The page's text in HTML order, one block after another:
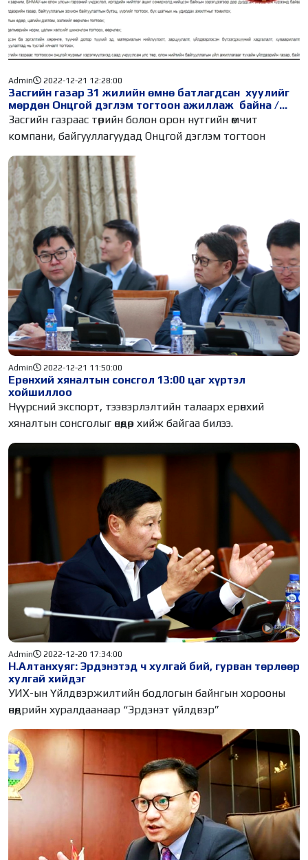
Засгийн газар 31 жилийн өмнө батлагдсан хуулийг
мөрдөн Онцгой дэглэм тогтоон ажиллаж байна /
Видео/
Admin 2022-12-21 12:28:00
Засгийн газраас төрийн болон орон нутгийн өмчит
компани, байгууллагуудад Онцгой дэглэм тогтоон
Ерөнхий хяналтын сонсгол 13:00 цаг хүртэл
хойшиллоо
Admin 2022-12-21 11:50:00
Нүүрсний экспорт, тээвэрлэлтийн талаарх ерөнхий
хяналтын сонсголыг өнөөдөр хийж байгаа билээ.
Н.Алтанхуяг: Эрдэнэтэд ч хулгай бий, гурван төрлөөр
хулгай хийдэг
Admin 2022-12-20 17:34:00
УИХ-ын Үйлдвэржилтийн бодлогын байнгын хорооны
өнөөдрийн хуралдаанаар “Эрдэнэт үйлдвэр”